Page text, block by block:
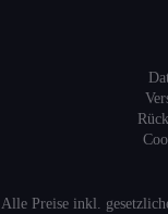
Alle Preise inkl.